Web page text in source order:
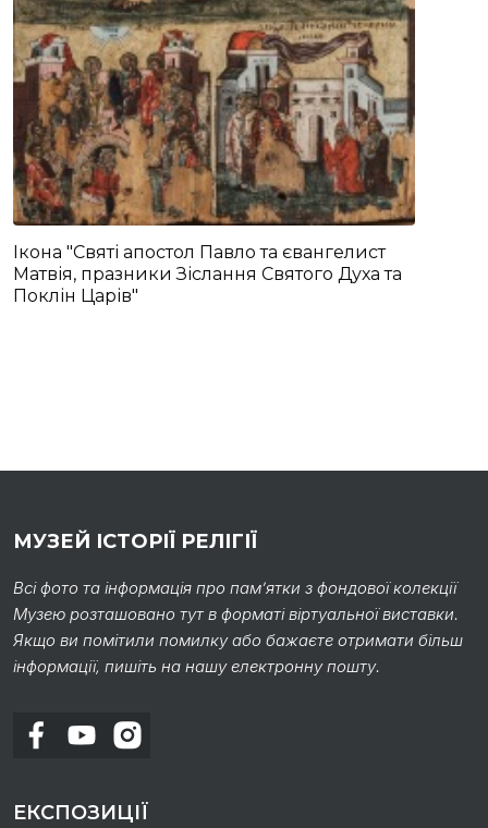
Ікона "Святі апостол Павло та євангелист
Матвія, празники Зіслання Святого Духа та
Поклін Царів"
МУЗЕЙ ІСТОРІЇ РЕЛІГІЇ
Всі фото та інформація про пам’ятки з фондової колекції
Музею розташовано тут в форматі віртуальної виставки.
Якщо ви помітили помилку або бажаєте отримати більш
інформації, пишіть на нашу електронну пошту.
ЕКСПОЗИЦІЇ